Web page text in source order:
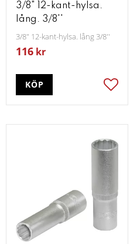
3/8" 12-kant-hylsa.
lång. 3/8''
3/8" 12-kant-hylsa. lång 3/8''
116 kr
KÖP